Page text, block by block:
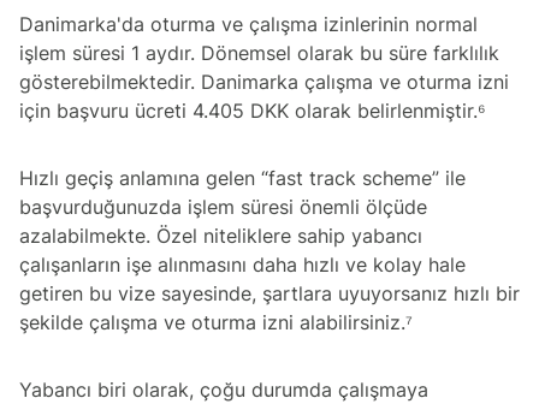
Danimarka'da oturma ve çalışma izinlerinin normal
işlem süresi 1 aydır. Dönemsel olarak bu süre farklılık
gösterebilmektedir. Danimarka çalışma ve oturma izni
için başvuru ücreti 4.405 DKK olarak belirlenmiştir.⁶
Hızlı geçiş anlamına gelen “fast track scheme” ile
başvurduğunuzda işlem süresi önemli ölçüde
azalabilmekte. Özel niteliklere sahip yabancı
çalışanların işe alınmasını daha hızlı ve kolay hale
getiren bu vize sayesinde, şartlara uyuyorsanız hızlı bir
şekilde çalışma ve oturma izni alabilirsiniz.⁷
Yabancı biri olarak, çoğu durumda çalışmaya